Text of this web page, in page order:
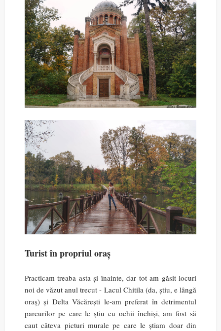
Turist în propriul oraș
Practicam treaba asta și înainte, dar tot am găsit locuri
noi de văzut anul trecut - Lacul Chitila (da, știu, e lângă
oraș) și Delta Văcărești le-am preferat în detrimentul
parcurilor pe care le știu cu ochii închiși, am fost să
caut câteva picturi murale pe care le știam doar din